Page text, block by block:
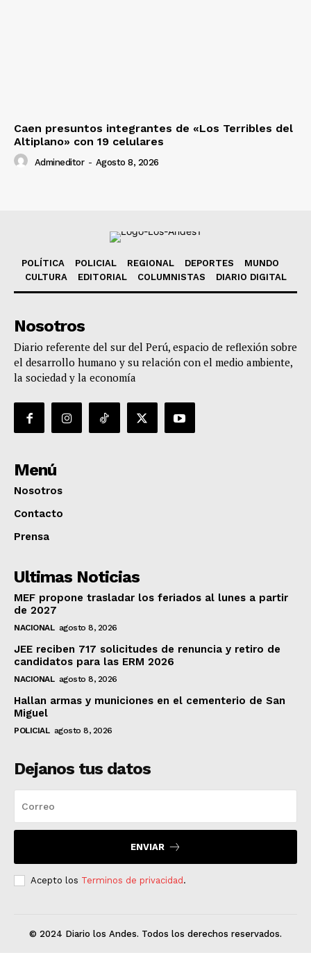
Caen presuntos integrantes de «Los Terribles del
Altiplano» con 19 celulares
Admineditor - Agosto 8, 2026
POLÍTICA POLICIAL REGIONAL DEPORTES
MUNDO
CULTURA
EDITORIAL COLUMNISTAS DIARIO DIGITAL
Nosotros
Diario referente del sur del Perú, espacio de reflexión sobre
el desarrollo humano y su relación con el medio ambiente,
la sociedad y la economía
Menú
Nosotros
Contacto
Prensa
Ultimas Noticias
MEF propone trasladar los feriados al lunes a partir
de 2027
NACIONAL agosto 8, 2026
JEE reciben 717 solicitudes de renuncia y retiro de
candidatos para las ERM 2026
NACIONAL agosto 8, 2026
Hallan armas y municiones en el cementerio de San
Miguel
POLICIAL agosto 8, 2026
Dejanos tus datos
ENVIAR
Acepto los Terminos de privacidad.
© 2024 Diario los Andes. Todos los derechos reservados.